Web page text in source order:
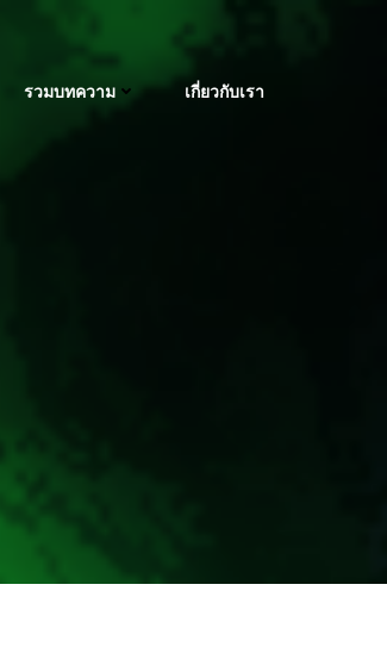
รวมบทความ เกี่ยวกับเรา